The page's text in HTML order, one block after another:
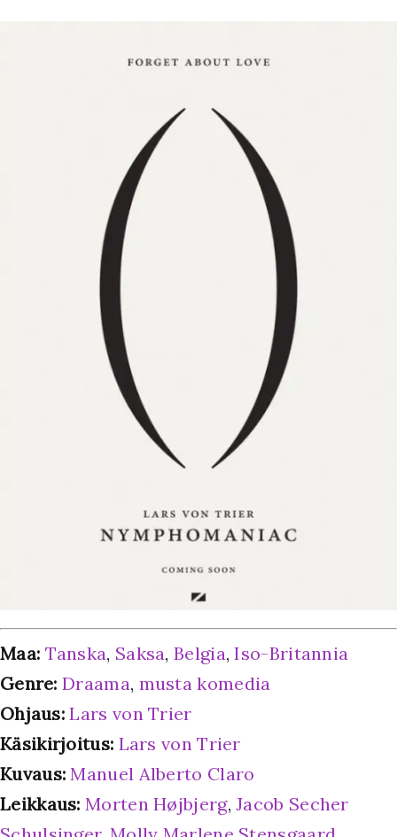
Maa: Tanska, Saksa,Belgia,Iso-Britannia
Genre: Draama, musta komedia
Ohjaus: Lars von Trier
Käsikirjoitus: Lars von Trier
Kuvaus: Manuel Alberto Claro
Leikkaus: Morten Højbjerg,Jacob Secher